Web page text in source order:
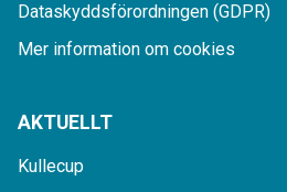
Dataskyddsförordningen (GDPR)
Mer information om cookies
AKTUELLT
Kullecup